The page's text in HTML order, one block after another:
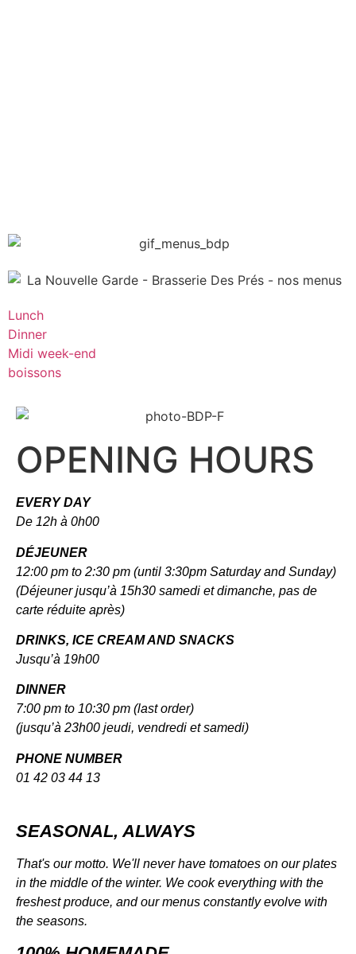
Lunch
Dinner
Midi week-end
boissons
OPENING HOURS
EVERY DAY
De 12h à 0h00
DÉJEUNER
12:00 pm to 2:30 pm (until 3:30pm Saturday and Sunday)
(Déjeuner jusqu’à 15h30 samedi et dimanche, pas de
carte réduite après)
DRINKS, ICE CREAM AND SNACKS
Jusqu’à 19h00
DINNER
7:00 pm to 10:30 pm (last order)
(jusqu’à 23h00 jeudi, vendredi et samedi)
PHONE NUMBER
01 42 03 44 13
SEASONAL, ALWAYS
That's our motto. We'll never have tomatoes on our plates
in the middle of the winter. We cook everything with the
freshest produce, and our menus constantly evolve with
the seasons.